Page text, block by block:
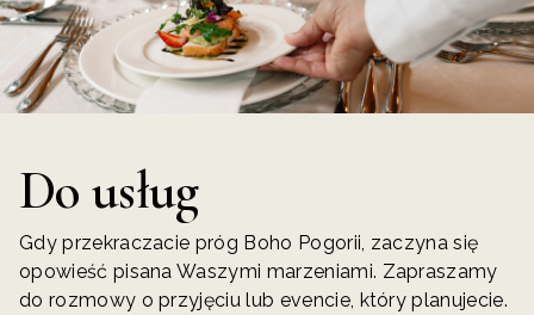
Do usług
Gdy przekraczacie próg Boho Pogorii, zaczyna się
opowieść pisana Waszymi marzeniami. Zapraszamy
do rozmowy o przyjęciu lub evencie, który planujecie.